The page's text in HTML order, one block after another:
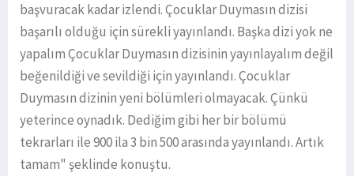
başvuracak kadar izlendi. Çocuklar Duymasın dizisi
başarılı olduğu için sürekli yayınlandı. Başka dizi yok ne
yapalım Çocuklar Duymasın dizisinin yayınlayalım değil
beğenildiği ve sevildiği için yayınlandı. Çocuklar
Duymasın dizinin yeni bölümleri olmayacak. Çünkü
yeterince oynadık. Dediğim gibi her bir bölümü
tekrarları ile 900 ila 3 bin 500 arasında yayınlandı. Artık
tamam" şeklinde konuştu.